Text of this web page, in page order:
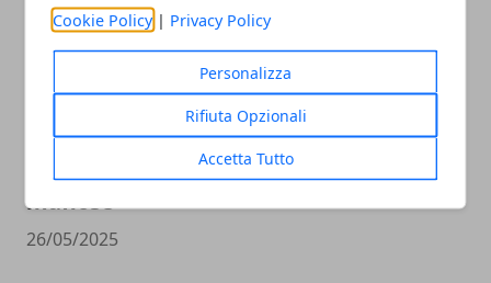
Cookie Policy | Privacy Policy
Personalizza
Rifiuta Opzionali
Accetta Tutto
Quali sono le nazioni europee
maggiormente colpite da infiltrazioni
mafiose
26/05/2025